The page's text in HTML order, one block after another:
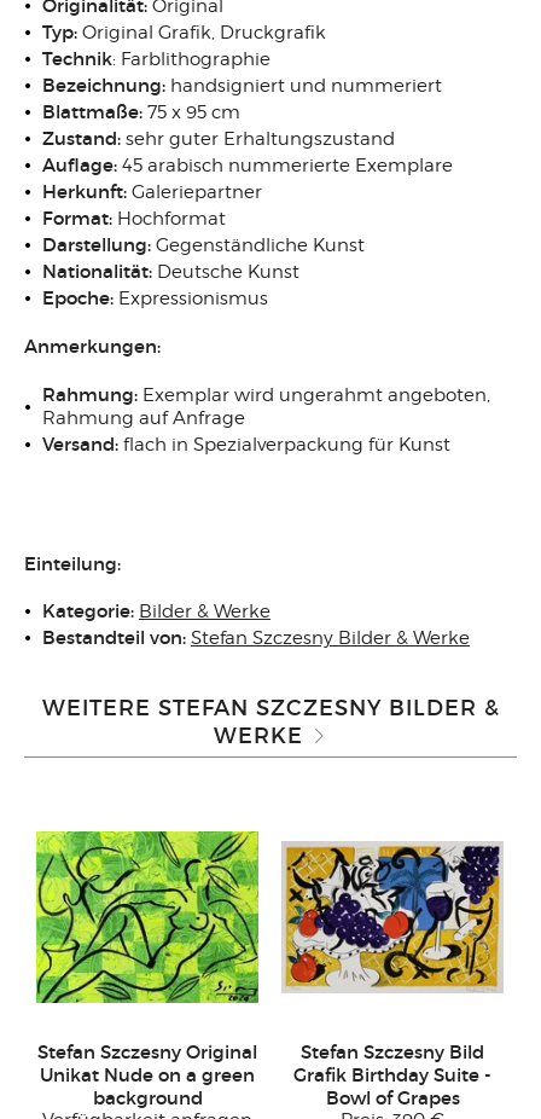
Originalität: Original
Typ: Original Grafik, Druckgrafik
Technik: Farblithographie
Bezeichnung: handsigniert und nummeriert
Blattmaße: 75 x 95 cm
Zustand: sehr guter Erhaltungszustand
Auflage: 45 arabisch nummerierte Exemplare
Herkunft: Galeriepartner
Format: Hochformat
Darstellung: Gegenständliche Kunst
Nationalität: Deutsche Kunst
Epoche: Expressionismus
Anmerkungen:
Rahmung: Exemplar wird ungerahmt angeboten,
Rahmung auf Anfrage
Versand: flach in Spezialverpackung für Kunst
Einteilung:
Kategorie: Bilder & Werke
Bestandteil von: Stefan Szczesny Bilder & Werke
WEITERE STEFAN SZCZESNY BILDER &
WERKE
Stefan Szczesny Original
Unikat Nude on a green
background
Stefan Szczesny Bild
Grafik Birthday Suite -
Bowl of Grapes